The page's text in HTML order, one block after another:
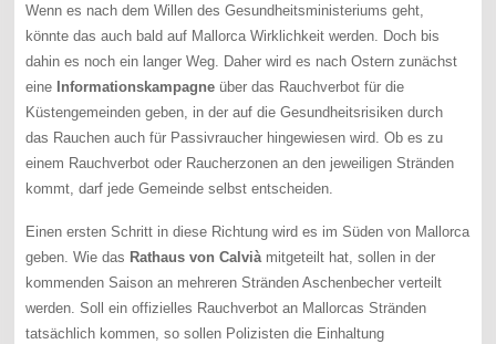
Wenn es nach dem Willen des Gesundheitsministeriums geht,
könnte das auch bald auf Mallorca Wirklichkeit werden. Doch bis
dahin es noch ein langer Weg. Daher wird es nach Ostern zunächst
eine Informationskampagne über das Rauchverbot für die
Küstengemeinden geben, in der auf die Gesundheitsrisiken durch
das Rauchen auch für Passivraucher hingewiesen wird. Ob es zu
einem Rauchverbot oder Raucherzonen an den jeweiligen Stränden
kommt, darf jede Gemeinde selbst entscheiden.
Einen ersten Schritt in diese Richtung wird es im Süden von Mallorca
geben. Wie das Rathaus von Calviàmitgeteilt hat, sollen in der
kommenden Saison an mehreren Stränden Aschenbecher verteilt
werden. Soll ein offizielles Rauchverbot an Mallorcas Stränden
tatsächlich kommen, so sollen Polizisten die Einhaltung